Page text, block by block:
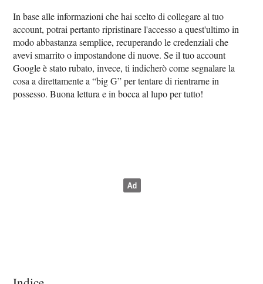
In base alle informazioni che hai scelto di collegare al tuo
account, potrai pertanto ripristinare l'accesso a quest'ultimo in
modo abbastanza semplice, recuperando le credenziali che
avevi smarrito o impostandone di nuove. Se il tuo account
Google è stato rubato, invece, ti indicherò come segnalare la
cosa a direttamente a “big G” per tentare di rientrarne in
possesso. Buona lettura e in bocca al lupo per tutto!